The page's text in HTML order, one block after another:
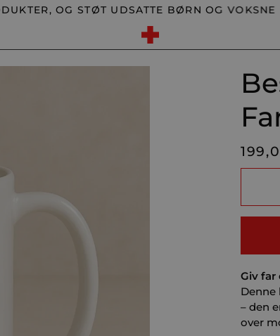
OG STØT UDSATTE BØRN OG VOKSNE
Giv far
Denne
– den
over